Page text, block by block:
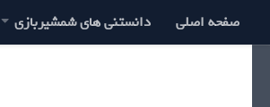
صفحه اصلی دانستنی های شمشیربازی